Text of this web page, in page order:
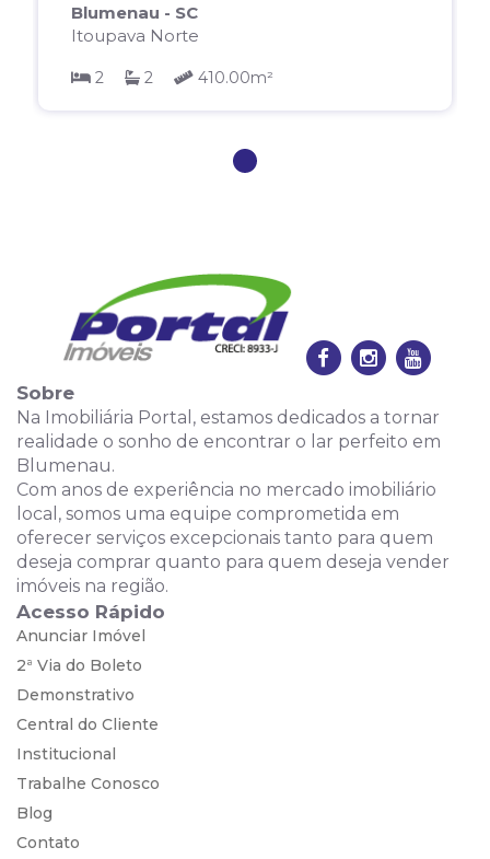
Blumenau - SC
Itoupava Norte
2 2 410.00m²
Sobre
Na Imobiliária Portal, estamos dedicados a tornar
realidade o sonho de encontrar o lar perfeito em
Blumenau.
Com anos de experiência no mercado imobiliário
local, somos uma equipe comprometida em
oferecer serviços excepcionais tanto para quem
deseja comprar quanto para quem deseja vender
imóveis na região.
Acesso Rápido
Anunciar Imóvel
2ª Via do Boleto
Demonstrativo
Central do Cliente
Institucional
Trabalhe Conosco
Blog
Contato